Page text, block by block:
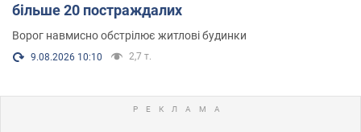
більше 20 постраждалих
Ворог навмисно обстрілює житлові будинки
9.08.2026 10:10 2,7 т.